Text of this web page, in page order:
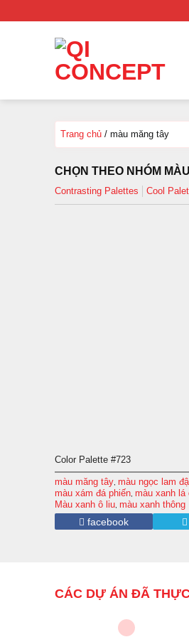
Trang chủ / màu măng tây
CHỌN THEO NHÓM MÀU
Contrasting Palettes Cool
Color Palette #723
màu măng tây màu ngọc lam
màu xám đá phiến màu xanh lá
Màu xanh ô liu màu xanh thông
facebook
CÁC DỰ ÁN ĐÃ